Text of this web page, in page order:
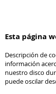
Esta página
Descripción de
información
nuestro disco
puede oscilar